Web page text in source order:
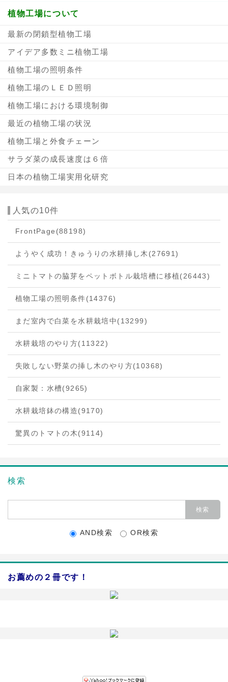
植物工場について
最新の閉鎖型植物工場
アイデア多数ミニ植物工場
植物工場の照明条件
植物工場のＬＥＤ照明
植物工場における環境制御
最近の植物工場の状況
植物工場と外食チェーン
サラダ菜の成長速度は６倍
日本の植物工場実用化研究
人気の10件
FrontPage (88198)
ようやく成功！きゅうりの水耕挿し木 (27691)
ミニトマトの脇芽をペットボトル栽培槽に移植(26443)
植物工場の照明条件(14376)
まだ室内で白菜を水耕栽培中 (13299)
水耕栽培のやり方(11322)
失敗しない野菜の挿し木のやり方(10368)
自家製：水槽(9265)
水耕栽培鉢の構造(9170)
驚異のトマトの木(9114)
検索
AND検索 OR検索
お薦めの２冊です！